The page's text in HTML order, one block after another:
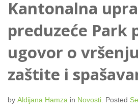
Kantonalna
preduzeće Park
ugovor o
zaštite i
by Aldijana Hamza in Novosti Posted